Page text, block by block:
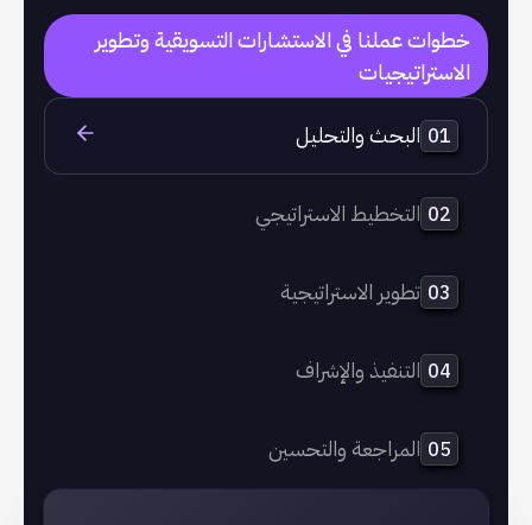
خطوات عملنا في الاستشارات التسويقية وتطوير
الاستراتيجيات
01 البحث والتحليل
02 التخطيط الاستراتيجي
03 تطوير الاستراتيجية
04 التنفيذ والإشراف
05 المراجعة والتحسين